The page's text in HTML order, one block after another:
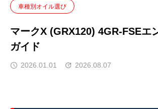
車種別オイル選び
マークX (GRX120) 4GR-FSEエ
ガイド
2026.01.01 2026.08.07